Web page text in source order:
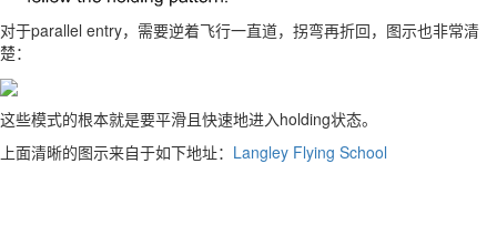
对于parallel entry，需要逆着飞行一直道，拐弯再折回，图示也非常清
楚：
这些模式的根本就是要平滑且快速地进入holding状态。
上面清晰的图示来自于如下地址： Langley Flying School